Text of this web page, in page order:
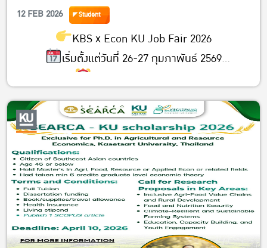
Open to all ECON students
12 FEB 2026
Student
KBS x Econ KU Job Fair 2026
เริ่มตั้งแต่วันที่ 26-27 กุมภาพันธ์ 2569
อาคาร 4 คณะบริหารธุรกิจ มก.